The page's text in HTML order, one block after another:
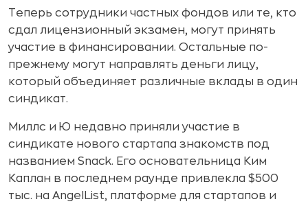
Теперь сотрудники частных фондов или те, кто
сдал лицензионный экзамен, могут принять
участие в финансировании. Остальные по-
прежнему могут направлять деньги лицу,
который объединяет различные вклады в один
синдикат.
Миллс и Ю недавно приняли участие в
синдикате нового стартапа знакомств под
названием Snack. Его основательница Ким
Каплан в последнем раунде привлекла $500
тыс. на AngelList, платформе для стартапов и